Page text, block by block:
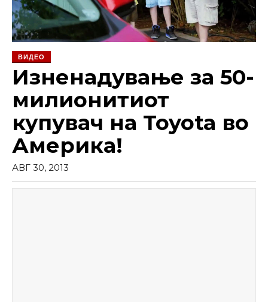
ВИДЕО
Изненадување за 50-
милионитиот
купувач на Toyota во
Америка!
АВГ 30, 2013